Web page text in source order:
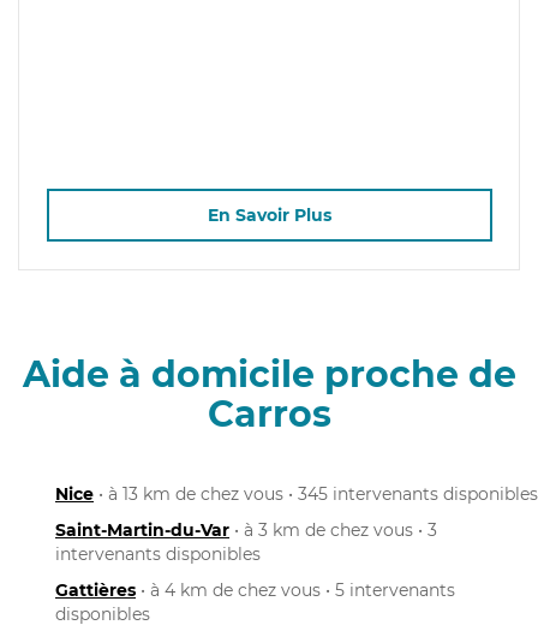
En Savoir Plus
Aide à domicile proche de
Carros
Nice • à 13 km de chez vous • 345 intervenants disponibles
Saint-Martin-du-Var • à 3 km de chez vous • 3
intervenants disponibles
Gattières • à 4 km de chez vous • 5 intervenants
disponibles